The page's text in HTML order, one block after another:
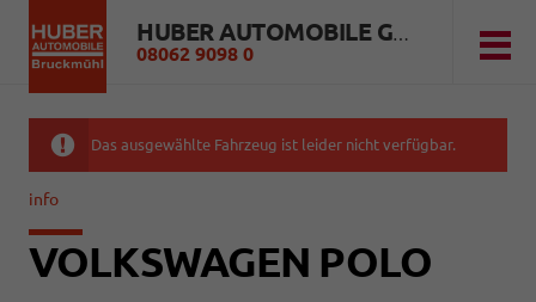
HUBER AUTOMOBILE GMBH
08062 9098 0
Das ausgewählte Fahrzeug ist leider nicht verfügbar.
info
VOLKSWAGEN POLO